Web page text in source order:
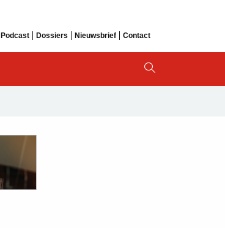
Podcast Dossiers Nieuwsbrief Contact